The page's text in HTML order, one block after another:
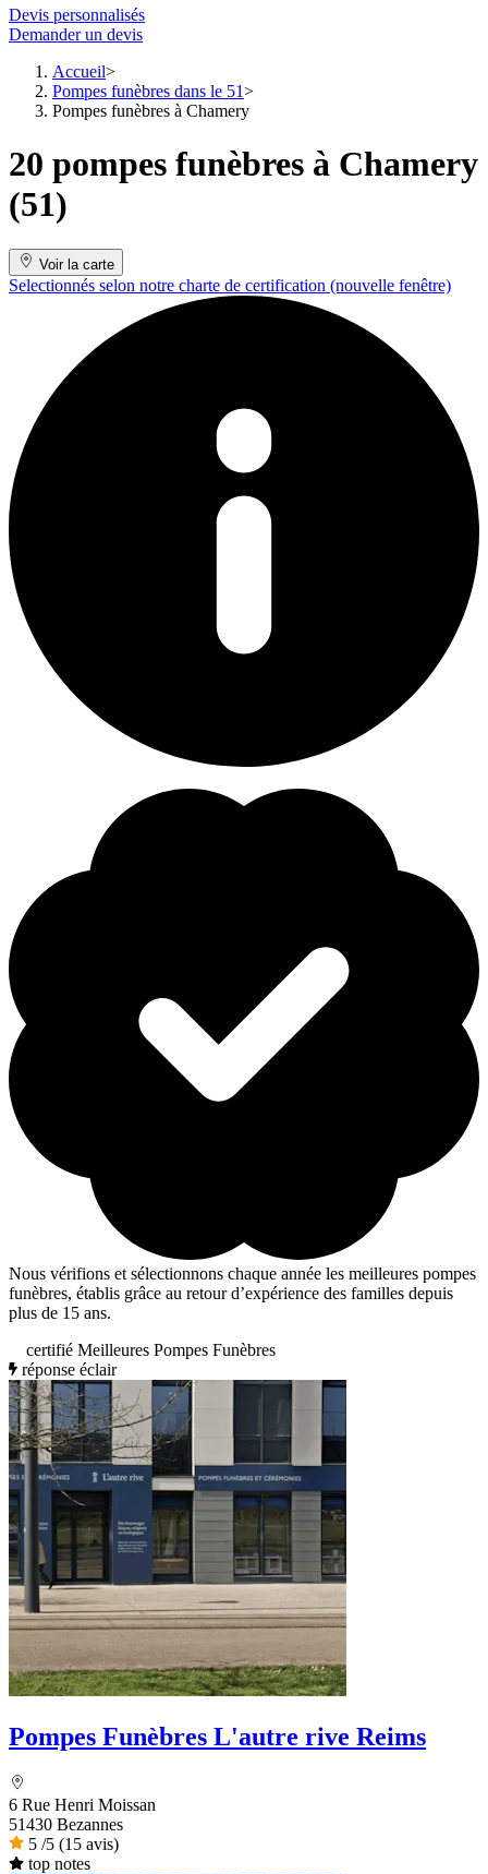
Devis personnalisés
Demander un devis
Accueil
Pompes funèbres dans le 51
Pompes funèbres à Chamery
20 pompes funèbres à Chamery
(51)
Voir la carte
Selectionnés selon notre charte de certification (nouvelle fenêtre)
Nous vérifions et sélectionnons chaque année les meilleures pompes
funèbres, établis grâce au retour d’expérience des familles depuis
plus de 15 ans.
certifié Meilleures Pompes Funèbres
réponse éclair
Pompes Funèbres L'autre rive Reims
6 Rue Henri Moissan
51430 Bezannes
5 /5 (15 avis)
top notes